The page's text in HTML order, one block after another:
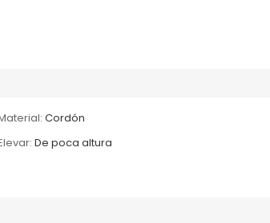
Cordón
De poca altura